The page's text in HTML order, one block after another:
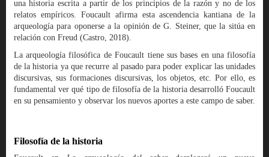
una historia escrita a partir de los principios de la razón y no de los
relatos empíricos. Foucault afirma esta ascendencia kantiana de la
arqueología para oponerse a la opinión de G. Steiner, que la sitúa en
relación con Freud (Castro, 2018).
La arqueología filosófica de Foucault tiene sus bases en una filosofía
de la historia ya que recurre al pasado para poder explicar las unidades
discursivas, sus formaciones discursivas, los objetos, etc. Por ello, es
fundamental ver qué tipo de filosofía de la historia desarrolló Foucault
en su pensamiento y observar los nuevos aportes a este campo de saber.
Filosofía de la historia